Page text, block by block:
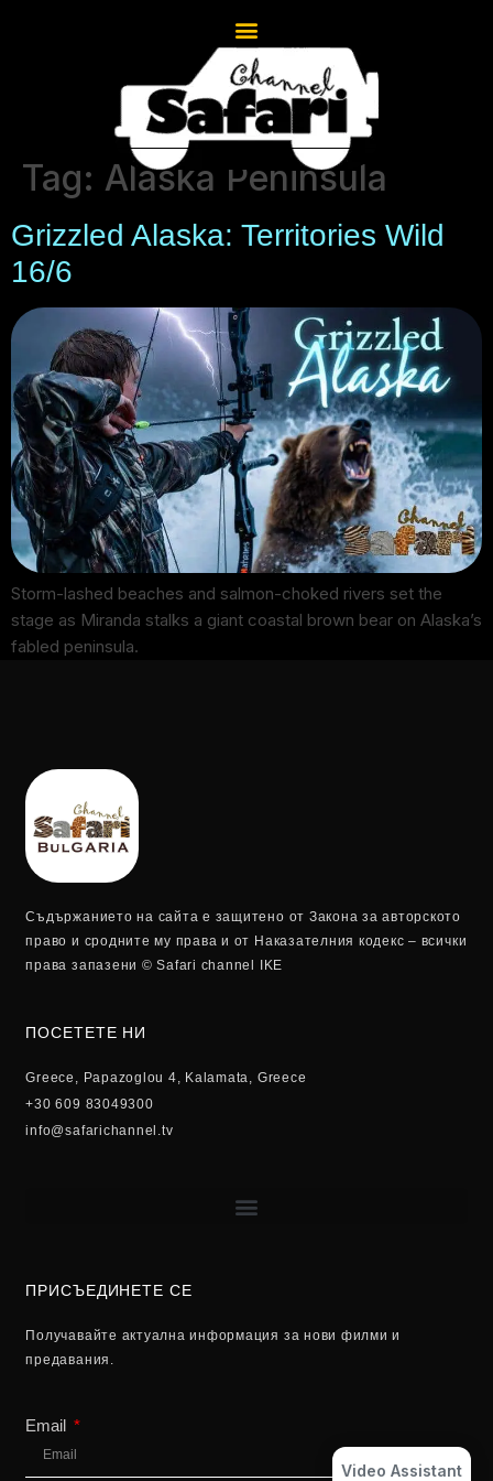
Tag: Alaska Peninsula
Grizzled Alaska: Territories Wild
16/6
Storm-lashed beaches and salmon-choked rivers set the
stage as Miranda stalks a giant coastal brown bear on Alaska’s
fabled peninsula.
Съдържанието на сайта е защитено от Закона за авторското
право и сродните му права и от Наказателния кодекс – всички
права запазени © Safari channel IKE
ПОСЕТЕТЕ НИ
Greece, Papazoglou 4, Kalamata, Greece
+30 609 83049300
info@safarichannel.tv
ПРИСЪЕДИНЕТЕ СЕ
Получавайте актуална информация за нови филми и
предавания.
Email
Video Assistant